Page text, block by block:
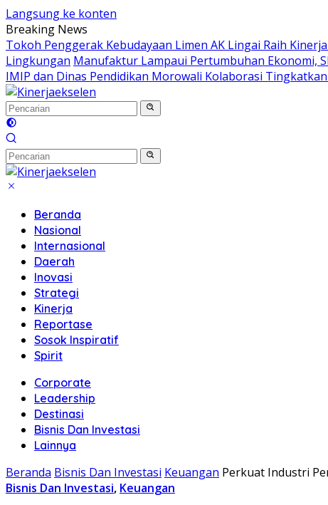
Langsung ke konten
Breaking News
Tokoh Penggerak Kebudayaan Limen AK Lingai Raih
Lingkungan Manufaktur Lampaui Pertumbuhan Ekonomi,
IMIP dan Dinas Pendidikan Morowali Kolaborasi
Beranda
Nasional
Internasional
Daerah
Inovasi
Strategi
Kinerja
Reportase
Sosok Inspiratif
Spirit
Corporate
Leadership
Destinasi
Bisnis Dan Investasi
Lainnya
Beranda Bisnis Dan Investasi Keuangan Perkuat Industri
Bisnis Dan Investasi, Keuangan